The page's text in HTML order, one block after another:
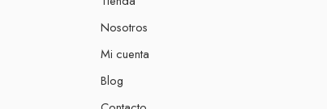
Nosotros
Mi cuenta
Blog